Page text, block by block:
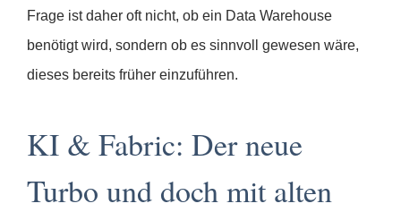
Frage ist daher oft nicht, ob ein Data Warehouse
benötigt wird, sondern ob es sinnvoll gewesen wäre,
dieses bereits früher einzuführen.
KI & Fabric: Der neue
Turbo und doch mit alten